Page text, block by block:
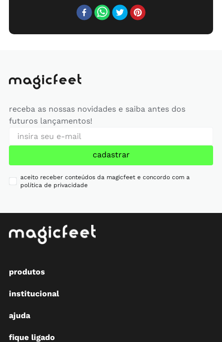
receba as nossas novidades e saiba antes dos
futuros lançamentos!
cadastrar
aceito receber conteúdos da magicfeet e concordo com a
política de privacidade
produtos
institucional
ajuda
fique ligado